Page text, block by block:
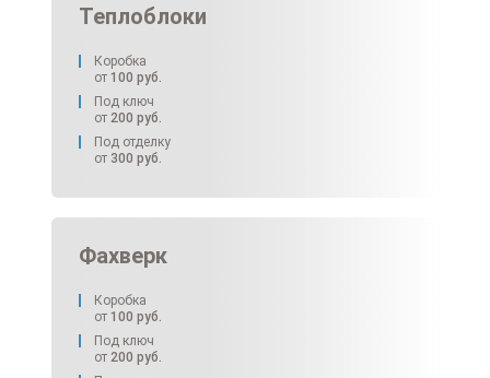
Теплоблоки
Коробка
от 100 руб.
Под ключ
от 200 руб.
Под отделку
от 300 руб.
Фахверк
Коробка
от 100 руб.
Под ключ
от 200 руб.